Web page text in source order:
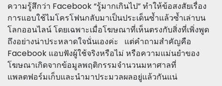
ความรู้สึกว่า Facebook “รู้มากเกินไป” ทำให้ข้อสงสัยเรื่อง
การแอบใช้ไมโครโฟนกลับมาเป็นประเด็นซ้ำแล้วซ้ำเล่าบน
โลกออนไลน์ โดยเฉพาะเมื่อโฆษณาที่เห็นตรงกับสิ่งที่เพิ่งพูด
ถึงอย่างน่าประหลาดใจนั่นเองค่ะ แต่คำถามสำคัญคือ
Facebook แอบฟังผู้ใช้จริงหรือไม่ หรือความแม่นยำของ
โฆษณาเกิดจากข้อมูลพฤติกรรมจำนวนมหาศาลที่
แพลตฟอร์มเก็บและนำมาประมวลผลอยู่แล้วกันแน่